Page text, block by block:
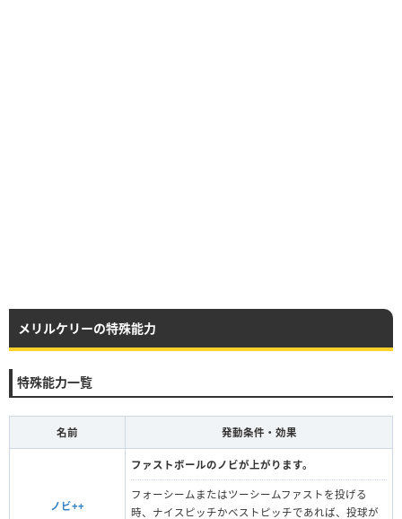
メリルケリーの特殊能力
特殊能力一覧
名前 発動条件・効果
ノビ++
ファストボールのノビが上がります。
フォーシームまたはツーシームファストを投げる
時、ナイスピッチかベストピッチであれば、投球が